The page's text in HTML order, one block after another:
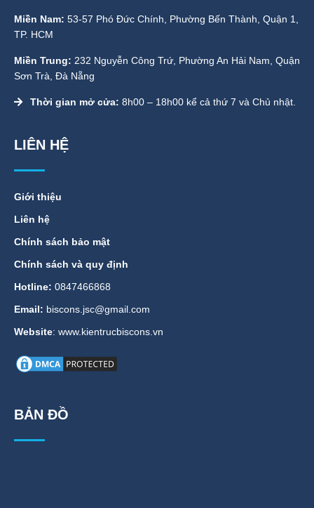
Miền Nam: 53-57 Phó Đức Chính, Phường Bến Thành, Quận 1,
TP. HCM
Miền Trung: 232 Nguyễn Công Trứ, Phường An Hải Nam, Quận
Sơn Trà, Đà Nẵng
Thời gian mở cửa: 8h00 – 18h00 kể cả thứ 7 và Chủ nhật.
LIÊN HỆ
Giới thiệu
Liên hệ
Chính sách bảo mật
Chính sách và quy định
Hotline: 0847466868
Email: biscons.jsc@gmail.com
Website: www.kientrucbiscons.vn
BẢN ĐỒ